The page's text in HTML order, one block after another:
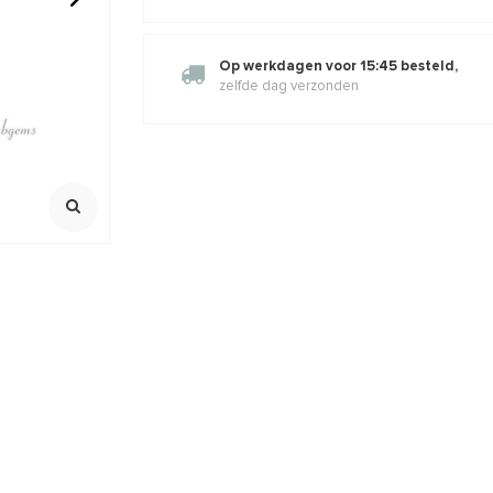
Op werkdagen voor 15:45 besteld,
zelfde dag verzonden